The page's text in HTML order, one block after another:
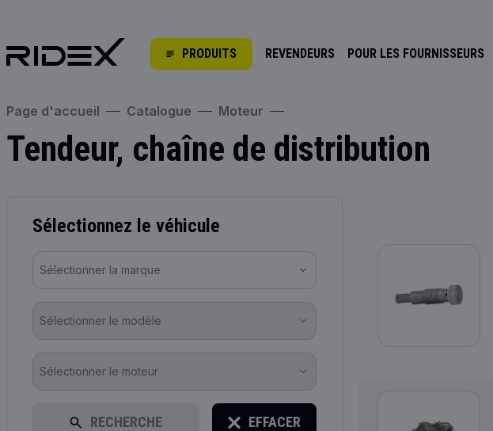
PRODUITS REVENDEURS POUR LES FOURNISSEURS
Page d'accueil Catalogue Moteur
Tendeur, chaîne de distribution
Sélectionnez le véhicule
Sélectionner la marque
Sélectionner le modèle
Sélectionner le moteur
RECHERCHE EFFACER